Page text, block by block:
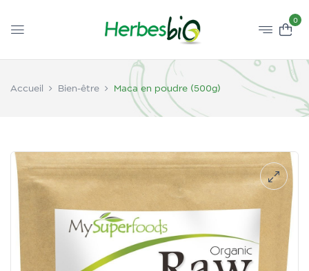
0
Accueil Bien-être Maca en poudre (500g)